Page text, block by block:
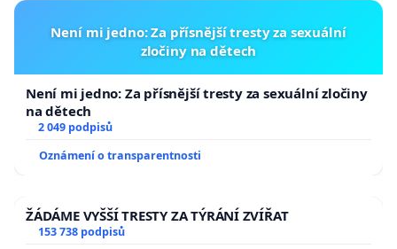
Není mi jedno: Za přísnější tresty za sexuální
zločiny na dětech
Není mi jedno: Za přísnější tresty za sexuální zločiny
na dětech
2 049 podpisů
Oznámení o transparentnosti
ŽÁDÁME VYŠŠÍ TRESTY ZA TÝRÁNÍ ZVÍŘAT
153 738 podpisů